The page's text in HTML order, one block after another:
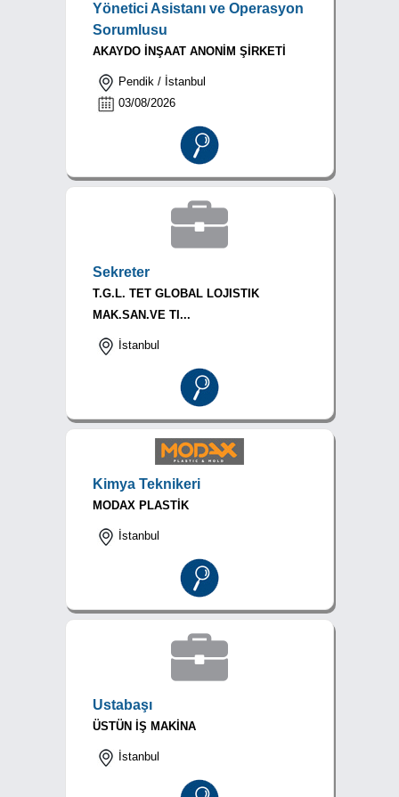
Yönetici Asistanı ve Operasyon
Sorumlusu
AKAYDO İNŞAAT ANONİM ŞİRKETİ
Pendik / İstanbul
03/08/2026
Sekreter
T.G.L. TET GLOBAL LOJISTIK
MAK.SAN.VE TI...
İstanbul
Kimya Teknikeri
MODAX PLASTİK
İstanbul
Ustabaşı
ÜSTÜN İŞ MAKİNA
İstanbul